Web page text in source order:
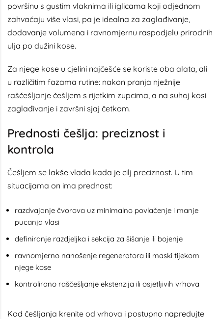
površinu s gustim vlaknima ili iglicama koji odjednom
zahvaćaju više vlasi, pa je idealna za zaglađivanje,
dodavanje volumena i ravnomjernu raspodjelu prirodnih
ulja po dužini kose.
Za njege kose u cjelini najčešće se koriste oba alata, ali
u različitim fazama rutine: nakon pranja nježnije
raščešljanje češljem s rijetkim zupcima, a na suhoj kosi
zaglađivanje i završni sjaj četkom.
Prednosti češlja: preciznost i
kontrola
Češljem se lakše vlada kada je cilj preciznost. U tim
situacijama on ima prednost:
razdvajanje čvorova uz minimalno povlačenje i manje
pucanja vlasi
definiranje razdjeljka i sekcija za šišanje ili bojenje
ravnomjerno nanošenje regeneratora ili maski tijekom
njege kose
kontrolirano raščešljanje ekstenzija ili osjetljivih vrhova
Kod češljanja krenite od vrhova i postupno napredujte